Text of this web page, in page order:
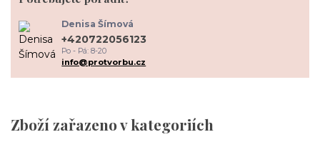
Zboží zařazeno v kategoriích
Denisa Šímová
+420722056123
Po - Pá: 8-20
info@protvorbu.cz